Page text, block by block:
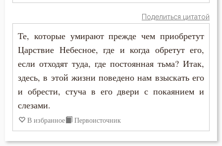
Послушание
Пост
Праведность
Праздник
Празднословие
Поделиться цитатой
Те, которые умирают прежде чем приобретут
Царствие Небесное, где и когда обретут его,
если отходят туда, где постоянная тьма? Итак,
здесь, в этой жизни поведено нам взыскать его
и обрести, стуча в его двери с покаянием и
слезами.
В избранное Первоисточник